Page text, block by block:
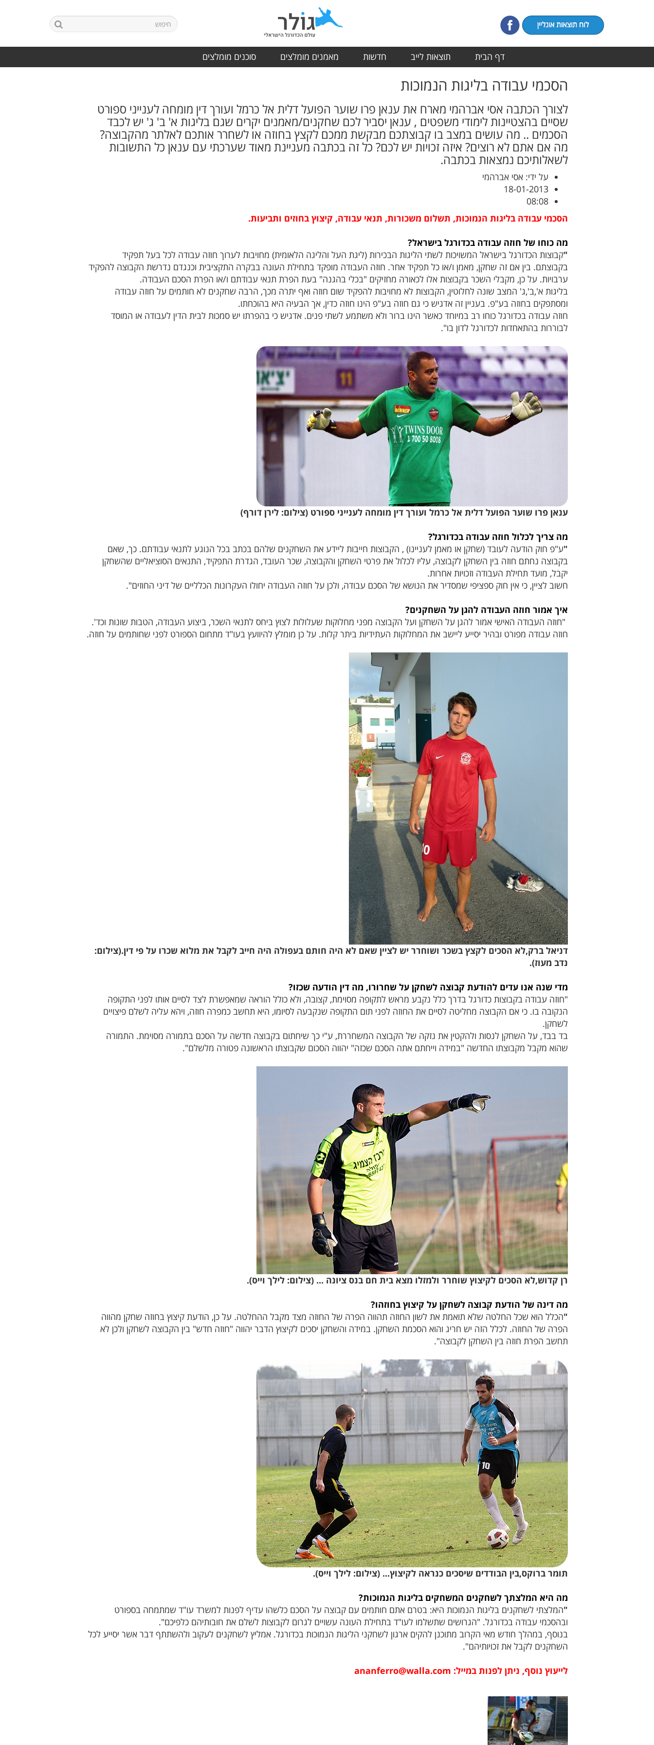
דף הבית תוצאות לייב חדשות מאמנים מומלצים סוכנים מומלצים
הסכמי עבודה בליגות הנמוכות
לצורך הכתבה אסי אברהמי מארח את ענאן פרו שוער הפועל דלית אל כרמל ועורך דין מומחה לענייני ספורט
שסיים בהצטיינות לימודי משפטים , ענאן יסביר לכם שחקנים/מאמנים יקרים שגם בליגות א' ב' ג' יש לכבד
הסכמים .. מה עושים במצב בו קבוצתכם מבקשת ממכם לקצץ בחוזה או לשחרר אותכם לאלתר מהקבוצה?
מה אם אתם לא רוצים? איזה זכויות יש לכם? כל זה בכתבה מעניינת מאוד שערכתי עם ענאן כל התשובות
לשאלותיכם נמצאות בכתבה.
על ידי: אסי אברהמי
18-01-2013
08:08
הסכמי עבודה בליגות הנמוכות, תשלום משכורות, תנאי עבודה, קיצוץ בחוזים ותביעות.
מה כוחו של חוזה עבודה בכדורגל בישראל?
"קבוצות הכדורגל בישראל המשויכות לשתי הליגות הבכירות (ליגת העל והליגה הלאומית) מחויבות לערוך חוזה עבודה לכל בעל תפקיד
בקבוצתם. בין אם זה שחקן, מאמן ו/או כל תפקיד אחר. חוזה העבודה מופקד בתחילת העונה בבקרה התקציבית וכנגדם נדרשת הקבוצה להפקיד
ערבויות. על כן, מקבלי השכר בקבוצות אלו לכאורה מחזיקים "בכלי בהגנה" בעת הפרת תנאי עבודתם ו/או הפרת הסכם העבודה.
בליגות א',ב',ג' המצב שונה לחלוטין, הקבוצות לא מחויבות להפקיד שום חוזה ואף יתרה מכך, הרבה שחקנים לא חותמים על חוזה עבודה
ומסתפקים בחוזה בע"פ. בעניין זה אדגיש כי גם חוזה בע"פ הינו חוזה כדין, אך הבעיה היא בהוכחתו.
חוזה עבודה בכדורגל כוחו רב במיוחד כאשר הינו ברור ולא משתמע לשתי פנים. אדגיש כי בהפרתו יש סמכות לבית הדין לעבודה או המוסד
לבוררות בהתאחדות לכדורגל לדון בו".
ענאן פרו שוער הפועל דלית אל כרמל ועורך דין מומחה לענייני ספורט (צילום: לירן דורף)
מה צריך לכלול חוזה עבודה בכדורגל?
"ע"פ חוק הודעה לעובד (שחקן או מאמן לעניינו) , הקבוצות חייבות ליידע את השחקנים שלהם בכתב בכל הנוגע לתנאי עבודתם. כך, שאם
בקבוצה נחתם חוזה בין השחקן לקבוצה, עליו לכלול את פרטי השחקן והקבוצה, שכר העובד, הגדרת התפקיד, התנאים הסוציאליים שהשחקן
יקבל, מועד תחילת העבודה וזכויות אחרות.
חשוב לציין, כי אין חוק ספציפי שמסדיר את הנושא של הסכם עבודה, ולכן על חוזה העבודה יחולו העקרונות הכלליים של דיני החוזים".
איך אמור חוזה העבודה להגן על השחקנים?
"חוזה העבודה האישי אמור להגן על השחקן ועל הקבוצה מפני מחלוקות שעלולות לצוץ ביחס לתנאי השכר, ביצוע העבודה, הטבות שונות וכד'.
חוזה עבודה מפורט ובהיר יסייע ליישב את המחלוקות העתידיות ביתר קלות. על כן מומלץ להיוועץ בעו"ד מתחום הספורט לפני שחותמים על חוזה.
דניאל ברק,לא הסכים לקצץ בשכר ושוחרר יש לציין שאם לא היה חותם בעפולה היה חייב לקבל את מלוא שכרו על פי דין.(צילום:
נדב מעוז).
מדי שנה אנו עדים להודעת קבוצה לשחקן על שחרורו, מה דין הודעה שכזו?
"חוזה עבודה בקבוצות כדורגל בדרך כלל נקבע מראש לתקופה מסוימת, קצובה, ולא כולל הוראה שמאפשרת לצד לסיים אותו לפני התקופה
הנקובה בו. כי אם הקבוצה מחליטה לסיים את החוזה לפני תום התקופה שנקבעה לסיומו, היא תחשב כמפרה חוזה, ויהא עליה לשלם פיצויים
לשחקן.
בד בבד, על השחקן לנסות ולהקטין את נזקה של הקבוצה המשחררת, ע"י כך שיחתום בקבוצה חדשה על הסכם בתמורה מסוימת. התמורה
שהוא מקבל מקבוצתו החדשה "במידה וייחתם אתה הסכם שכזה" יהווה הסכום שקבוצתו הראשונה פטורה מלשלם".
רן קדוש,לא הסכים לקיצוץ שוחרר ולמזלו מצא בית חם בנס ציונה ... (צילום: לילך וייס).
מה דינה של הודעת קבוצה לשחקן על קיצוץ בחוזהו?
"הכלל הוא שכל החלטה שלא תואמת את לשון החוזה תהווה הפרה של החוזה מצד מקבל ההחלטה. על כן, הודעת קיצוץ בחוזה שחקן מהווה
הפרה של החוזה. לכלל הזה יש חריג והוא הסכמת השחקן. במידה והשחקן יסכים לקיצוץ הדבר יהווה "חוזה חדש" בין הקבוצה לשחקן ולכן לא
תחשב הפרת חוזה בין השחקן לקבוצה".
תומר ברוקס,בין הבודדים שיסכים כנראה לקיצוץ... (צילום: לילך וייס).
מה היא המלצתך לשחקנים המשחקים בליגות הנמוכות?
"המלצתי לשחקנים בליגות הנמוכות היא: בטרם אתם חותמים עם קבוצה על הסכם כלשהו עדיף לפנות למשרד עו"ד שמתמחה בספורט
ובהסכמי עבודה בכדורגל. "הגרושים שתשלמו לעו"ד בתחילת העונה עשויים לגרום לקבוצות לשלם את חובותיהם כלפיכם".
בנוסף, במהלך חודש מאי הקרוב מתוכנן להקים ארגון לשחקני הליגות הנמוכות בכדורגל. אמליץ לשחקנים לעקוב ולהשתתף דבר אשר יסייע לכל
השחקנים לקבל את זכויותיהם".
לייעוץ נוסף, ניתן לפנות במייל: ananferro@walla.com